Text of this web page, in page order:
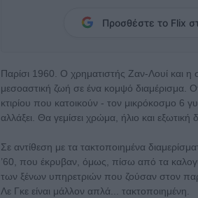
Προσθέστε το Flix
Παρίσι 1960. Ο χρηματιστής Ζαν-Λουί και η
μεσοαστική ζωή σε ένα κομψό διαμέρισμα.
κτιρίου που κατοικούν - τον μικρόκοσμο 6
αλλάξει. Θα γεμίσει χρώμα, ήλιο και εξωτική
Σε αντίθεση με τα τακτοποιημένα
’60, που έκρυβαν, όμως, πίσω από τα
των ξένων υπηρετριών που ζούσαν στον
Λε Γκε είναι μάλλον απλά... τακτοποιημένη.